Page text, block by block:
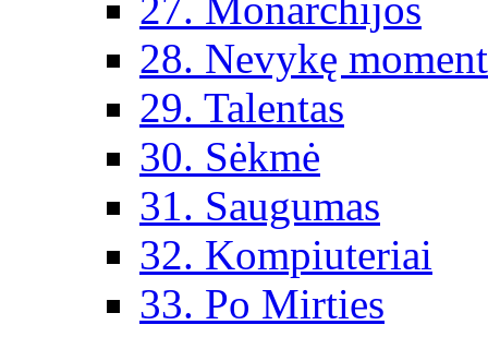
28. Nevykę
29. Talentas
30. Sėkmė
31. Saugumas
32. Kompiuteriai
33. Po Mirties